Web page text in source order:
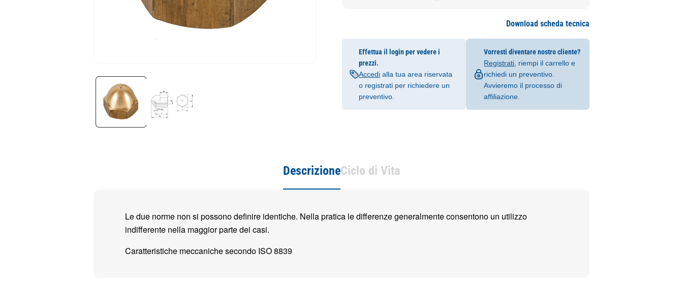
Download scheda tecnica
Effettua il login per vedere i
prezzi.
Accedialla tua area riservata
o registrati per richiedere un
preventivo.
Vorresti diventare nostro cliente?
Registrati, riempi il carrello e
richiedi un preventivo.
Avvieremo il processo di
affiliazione.
DescrizioneCiclo di Vita
Le due norme non si possono definire identiche. Nella pratica le differenze generalmente consentono un utilizzo
indifferente nella maggior parte dei casi.
Caratteristiche meccaniche secondo ISO 8839